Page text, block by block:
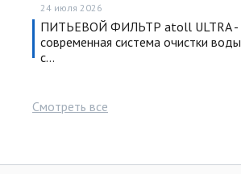
24 июля 2026
ПИТЬЕВОЙ ФИЛЬТР atoll ULTRA -
современная система очистки воды
с…
Смотреть все